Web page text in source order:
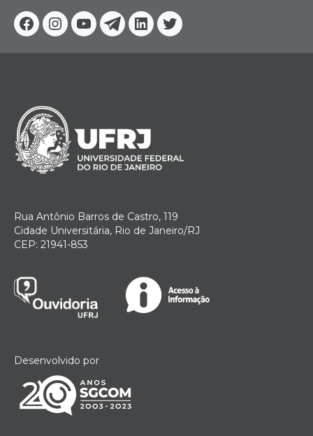
Facebook
Instagram
YoutubeTelegram
Linkedin
Twitter
Rua Antônio Barros de Castro, 119
Cidade Universitária, Rio de Janeiro/RJ
CEP: 21941-853
Desenvolvido por